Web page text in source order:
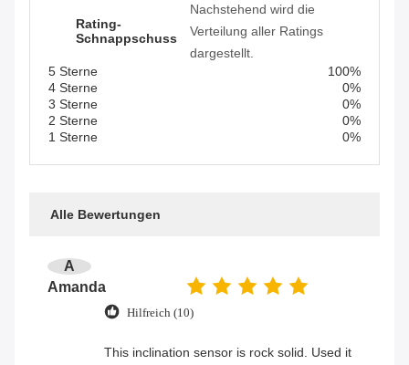
Rating-
Schnappschuss
Nachstehend wird die
Verteilung aller Ratings
dargestellt.
5 Sterne
100%
4 Sterne
0%
3 Sterne
0%
2 Sterne
0%
1 Sterne
0%
Alle Bewertungen
A
Amanda
Hilfreich (10)
This inclination sensor is rock solid. Used it